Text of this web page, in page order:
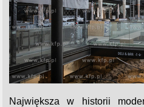
Największa w historii